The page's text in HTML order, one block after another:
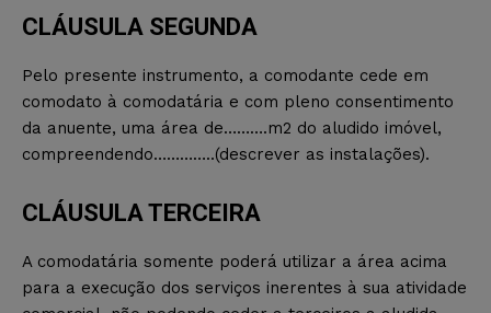
CLÁUSULA SEGUNDA
Pelo presente instrumento, a comodante cede em
comodato à comodatária e com pleno consentimento
da anuente, uma área de……….m2 do aludido imóvel,
compreendendo…………..(descrever as instalações).
CLÁUSULA TERCEIRA
A comodatária somente poderá utilizar a área acima
para a execução dos serviços inerentes à sua atividade